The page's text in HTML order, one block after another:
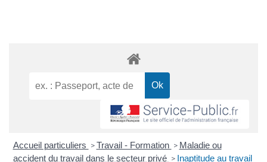
Accueil particuliers > Travail - Formation > Maladie ou
accident du travail dans le secteur privé > Inaptitude au travail